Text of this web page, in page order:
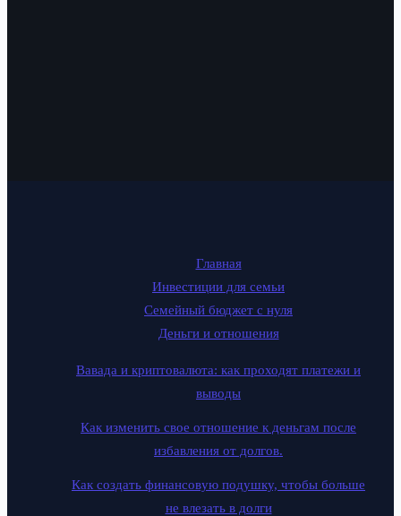
Главная
Инвестиции для семьи
Семейный бюджет с нуля
Деньги и отношения
Вавада и криптовалюта: как проходят платежи и
выводы
Как изменить свое отношение к деньгам после
избавления от долгов.
Как создать финансовую подушку, чтобы больше
не влезать в долги